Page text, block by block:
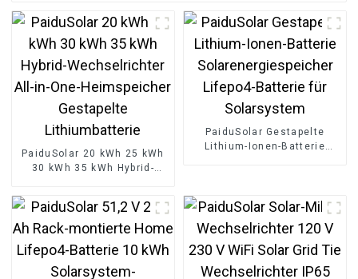
PaiduSolar 20 kWh 25 kWh
30 kWh 35 kWh Hybrid-
Lithiumbatterie
PaiduSolar Gestapelte
Lithium-Ionen-Batterie